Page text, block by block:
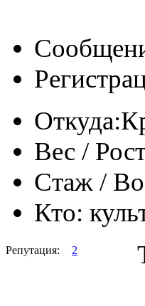
Откуда:
Вес /
Стаж /
Кто:
Репутация: 2